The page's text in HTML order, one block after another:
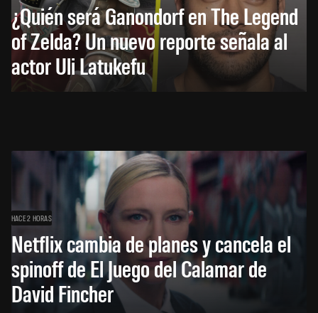
¿Quién será Ganondorf en The Legend
of Zelda? Un nuevo reporte señala al
actor Uli Latukefu
HACE 2 HORAS
Netflix cambia de planes y cancela el
spinoff de El Juego del Calamar de
David Fincher